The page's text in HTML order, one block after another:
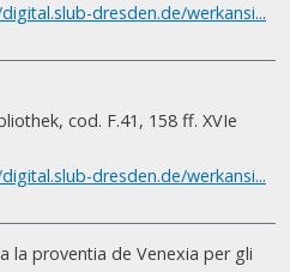
dresden.de/werkansi...
cod. F.41, 158 ff. XVIe
dresden.de/werkansi...
la proventia de Venexia per gli